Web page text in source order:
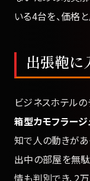
いる4台を、価格
出張鞄に
ビジネスホテルの
箱型カモフラージ
知で人の動きがあ
出中の部屋を無
情も判別でき、2